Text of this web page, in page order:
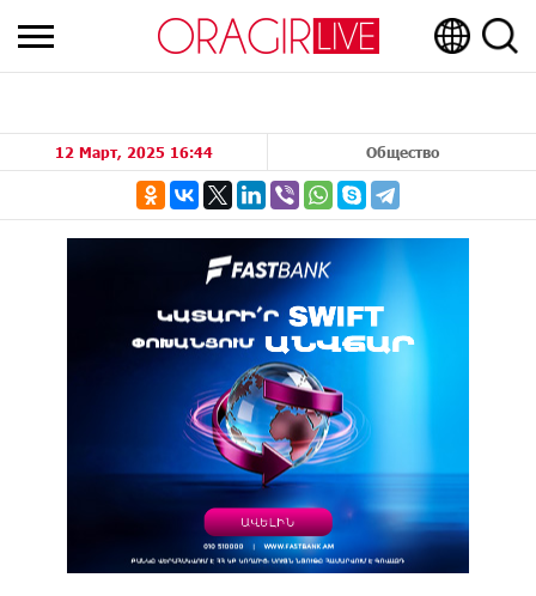
12 Март, 2025 16:44 Общество